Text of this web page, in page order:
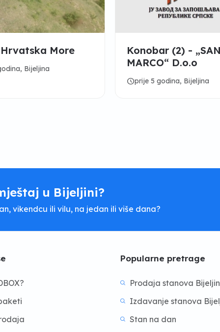
More
Bijeljina
Konobar (2) -
MARCO“ D.o.o
scheduleprije 5 godina, Bijeljina
u Bijeljini?
vikendcu ili vilu, na jedan ili više dana?
Popularne pretrage
Prodaja stanova
Izdavanje stanova
Stan na dan